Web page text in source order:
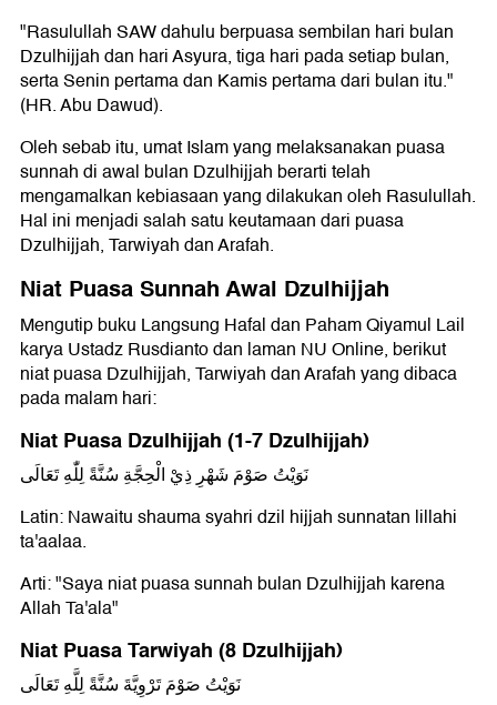
"Rasulullah SAW dahulu berpuasa sembilan hari bulan
Dzulhijjah dan hari Asyura, tiga hari pada setiap bulan,
serta Senin pertama dan Kamis pertama dari bulan itu."
(HR. Abu Dawud).
Oleh sebab itu, umat Islam yang melaksanakan puasa
sunnah di awal bulan Dzulhijjah berarti telah
mengamalkan kebiasaan yang dilakukan oleh Rasulullah.
Hal ini menjadi salah satu keutamaan dari puasa
Dzulhijjah, Tarwiyah dan Arafah.
Niat Puasa Sunnah Awal Dzulhijjah
Mengutip buku Langsung Hafal dan Paham Qiyamul Lail
karya Ustadz Rusdianto dan laman NU Online, berikut
niat puasa Dzulhijjah, Tarwiyah dan Arafah yang dibaca
pada malam hari:
Niat Puasa Dzulhijjah (1-7 Dzulhijjah)
نَوَيْتُ صَوْمَ شَهْرِ ذِيْ الْحِجَّةِ سُنَّةً لِلّٰهِ تَعَالَى
Latin: Nawaitu shauma syahri dzil hijjah sunnatan lillahi
ta'aalaa.
Arti: "Saya niat puasa sunnah bulan Dzulhijjah karena
Allah Ta'ala"
Niat Puasa Tarwiyah (8 Dzulhijjah)
نَوَيْتُ صَوْمَ تَرْوِيَّةَ سُنَّةً لِلَّهِ تَعَالَى